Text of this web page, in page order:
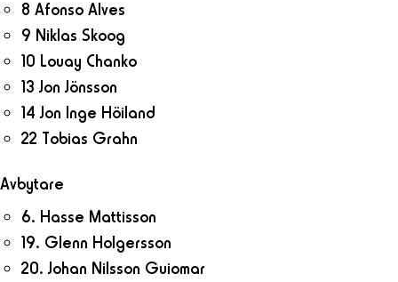
8 Afonso Alves
9 Niklas Skoog
10 Louay Chanko
13 Jon Jönsson
14 Jon Inge Höiland
22 Tobias Grahn
Avbytare
6. Hasse Mattisson
19. Glenn Holgersson
20. Johan Nilsson Guiomar